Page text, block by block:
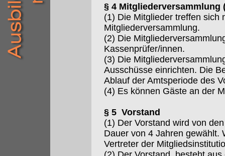
§ 4 Mitgliederversammlung
(1) Die Mitglieder treffen sich
Mitgliederversammlung.
(2) Die
Kassenprüfer/innen.
(3) Die
Ausschüsse einrichten. Die
Ablauf der Amtsperiode des
(4) Es können Gäste an der
§ 5 Vorstand
(1) Der Vorstand wird von
Dauer von 4 Jahren gewählt.
Vertreter der